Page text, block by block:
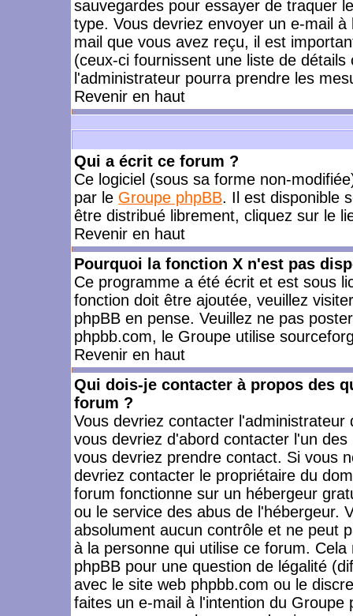
sauvegardes pour essayer de traquer
type. Vous devriez envoyer un e-mail
mail que vous avez reçu, il est
(ceux-ci fournissent une liste de
l'administrateur pourra prendre les
Revenir en haut
Qui a écrit ce forum ?
Ce logiciel (sous sa forme non-
par le Groupe phpBB. Il est disponible
être distribué librement, cliquez sur le
Revenir en haut
Pourquoi la fonction X n'est pas
Ce programme a été écrit et est sous
fonction doit être ajoutée, veuillez
phpBB en pense. Veuillez ne pas
phpbb.com, le Groupe utilise
Revenir en haut
Qui dois-je contacter à propos des
forum ?
Vous devriez contacter
vous devriez d'abord contacter l'un
vous devriez prendre contact. Si vous
devriez contacter le propriétaire du
forum fonctionne sur un hébergeur
ou le service des abus de l'hébergeur.
absolument aucun contrôle et ne peut
à la personne qui utilise ce forum.
phpBB pour une question de légalité
avec le site web phpbb.com ou le
faites un e-mail à l'intention du